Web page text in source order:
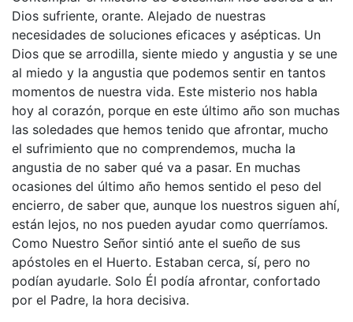
Dios sufriente, orante. Alejado de nuestras
necesidades de soluciones eficaces y asépticas. Un
Dios que se arrodilla, siente miedo y angustia y se une
al miedo y la angustia que podemos sentir en tantos
momentos de nuestra vida. Este misterio nos habla
hoy al corazón, porque en este último año son muchas
las soledades que hemos tenido que afrontar, mucho
el sufrimiento que no comprendemos, mucha la
angustia de no saber qué va a pasar. En muchas
ocasiones del último año hemos sentido el peso del
encierro, de saber que, aunque los nuestros siguen ahí,
están lejos, no nos pueden ayudar como querríamos.
Como Nuestro Señor sintió ante el sueño de sus
apóstoles en el Huerto. Estaban cerca, sí, pero no
podían ayudarle. Solo Él podía afrontar, confortado
por el Padre, la hora decisiva.